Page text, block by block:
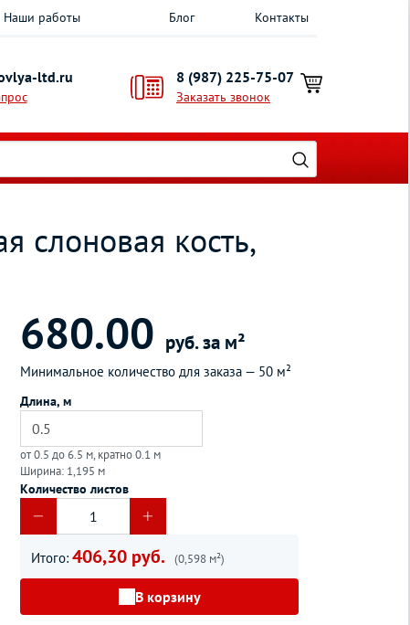
Наши работы Блог Контакты
ltd.ru 8 (987) 225-75-07
Заказать звонок
слоновая кость,
680.00 руб. за м²
Минимальное количество для заказа — 50 м²
Длина, м
от 0.5 до 6.5 м, кратно 0.1 м
Ширина: 1,195 м
Количество листов
Итого: 406,30 руб. (0,598 м²)
В корзину